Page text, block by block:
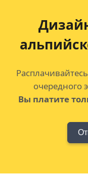
очередного
Вы платите